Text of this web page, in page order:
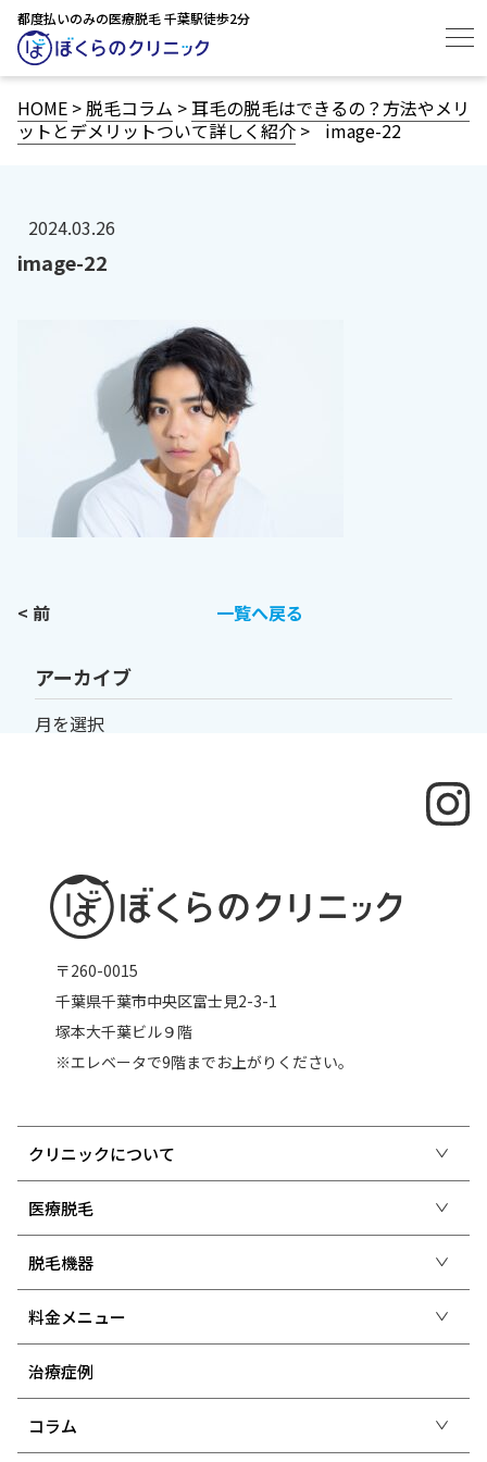
都度払いのみの医療脱毛 千葉駅徒歩2分
HOME >脱毛コラム >耳毛の脱毛はできるの？方法やメリ
ットとデメリットついて詳しく紹介> image-22
2024.03.26
image-22
一覧へ戻る
< 前
アーカイブ
〒260-0015
千葉県千葉市中央区富士見2-3-1
塚本大千葉ビル９階
※エレベータで9階までお上がりください。
クリニックについて
医療脱毛
脱毛機器
料金メニュー
治療症例
コラム